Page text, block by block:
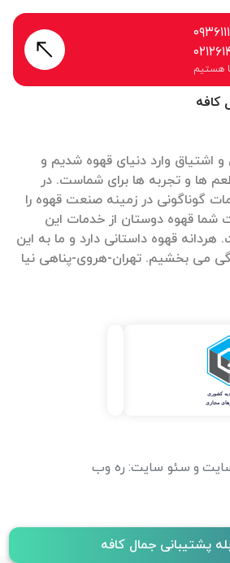
پشتیبانی جمال کافه
کافه
با عشق و اشتیاق وارد دنیای قهوه شدیم و
ها و تجربه ها برای شماست. در
گوناگونی در زمینه صنعت قهوه را
شما قهوه دوستان از خدمات این
قهوه داستانی دارد و ما به این
می بخشیم. تهران-هروی-پناهی نیا
هستیم
و سئو سایت: ره وب